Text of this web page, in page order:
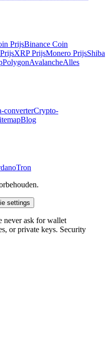
PrijsBinance Coin
XRP PrijsMonero PrijsShiba
PolygonAvalancheAlles
converterCrypto-
Blog
Tron
settings
never ask for wallet
or private keys. Security